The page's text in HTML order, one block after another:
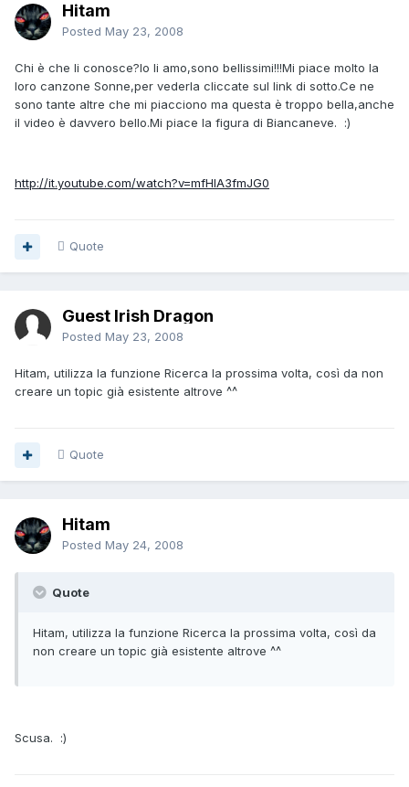
Hitam
Posted May 23, 2008
Chi è che li conosce?Io li amo,sono bellissimi!!!Mi piace molto la
loro canzone Sonne,per vederla cliccate sul link di sotto.Ce ne
sono tante altre che mi piacciono ma questa è troppo bella,anche
il video è davvero bello.Mi piace la figura di Biancaneve. :)
http://it.youtube.com/watch?v=mfHlA3fmJG0
Quote
Guest Irish Dragon
Posted May 23, 2008
Hitam, utilizza la funzione Ricerca la prossima volta, così da non
creare un topic già esistente altrove ^^
Quote
Hitam
Posted May 24, 2008
Quote
Hitam, utilizza la funzione Ricerca la prossima volta, così da
non creare un topic già esistente altrove ^^
Scusa. :)